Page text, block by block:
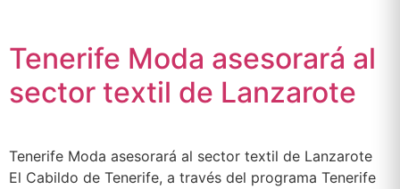
Tenerife Moda asesorará al
sector textil de Lanzarote
Tenerife Moda asesorará al sector textil de Lanzarote
El Cabildo de Tenerife, a través del programa Tenerife